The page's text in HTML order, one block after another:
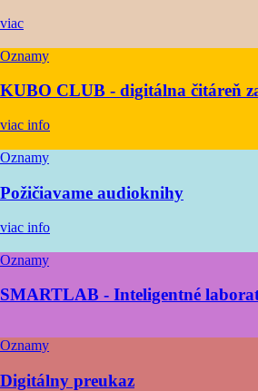
viac
Oznamy
KUBO CLUB - digitálna čitáreň
viac info
Oznamy
Požičiavame audioknihy
viac info
Oznamy
SMARTLAB - Inteligentné
Oznamy
Digitálny preukaz